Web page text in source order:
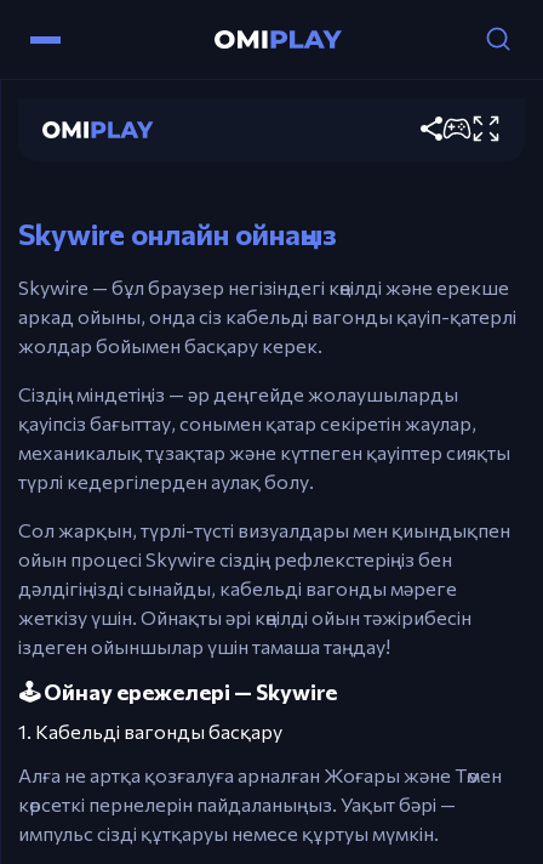
Skywire
Басқару
⬆️Жоғары көрсеткі – Алға жылжу.
Skywire онлайн ойнаңыз
Skywire — бұл браузер негізіндегі көңілді және ерекше
аркад ойыны, онда сіз кабельді вагонды қауіп-қатерлі
жолдар бойымен басқару керек.
Сіздің міндетіңіз — әр деңгейде жолаушыларды
қауіпсіз бағыттау, сонымен қатар секіретін жаулар,
механикалық тұзақтар және күтпеген қауіптер сияқты
түрлі кедергілерден аулақ болу.
Сол жарқын, түрлі-түсті визуалдары мен қиындықпен
ойын процесі Skywire сіздің рефлекстеріңіз бен
дәлдігіңізді сынайды, кабельді вагонды мәреге
жеткізу үшін. Ойнақты әрі көңілді ойын тәжірибесін
іздеген ойыншылар үшін тамаша таңдау!
🕹️ Ойнау ережелері — Skywire
1. Кабельді вагонды басқару
Алға не артқа қозғалуға арналған Жоғары және Төмен
көрсеткі пернелерін пайдаланыңыз. Уақыт бәрі —
импульс сізді құтқаруы немесе құртуы мүмкін.